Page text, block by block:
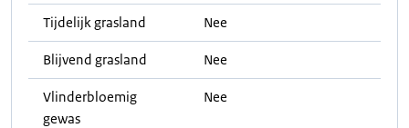
Tijdelijk grasland Nee
Blijvend grasland Nee
Vlinderbloemig
gewas
Nee